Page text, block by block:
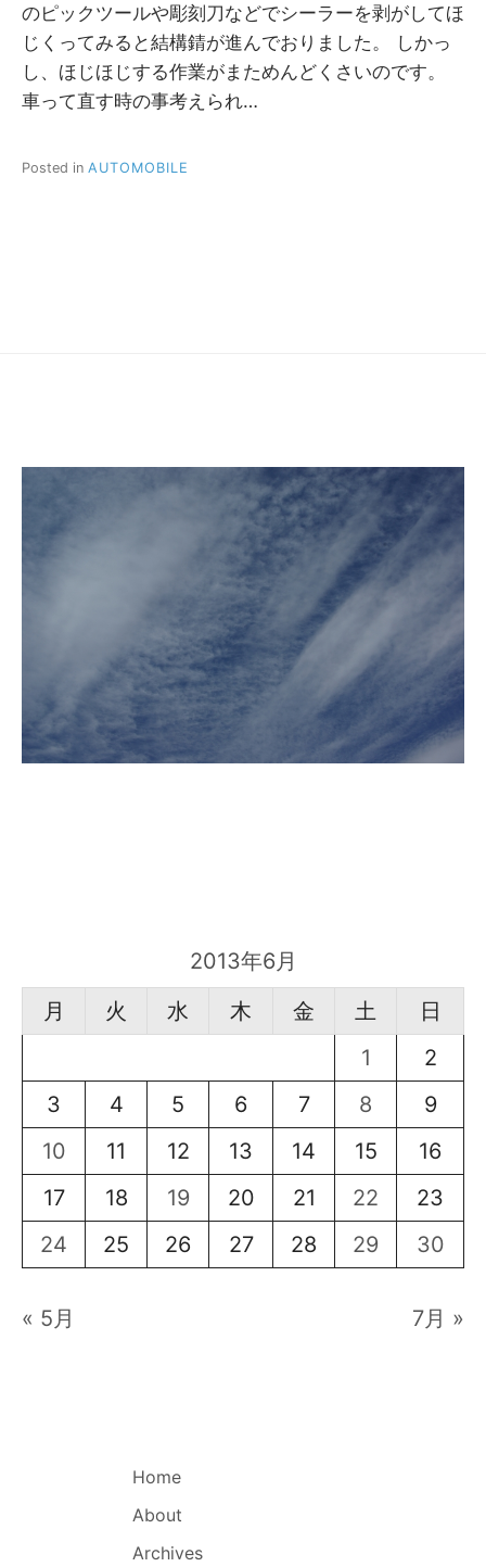
のピックツールや彫刻刀などでシーラーを剥がしてほ
じくってみると結構錆が進んでおりました。 しかっ
し、ほじほじする作業がまためんどくさいのです。
車って直す時の事考えられ…
Posted in AUTOMOBILE
2013年6月
月
火 水 木 金 土
日
1
2
3
4 5 6 7 8
9
10
11 12 13 14 15
16
17
18 19 20 21 22
23
24
25 26 27 28 29 30
« 5月 7月 »
Home
About
Archives